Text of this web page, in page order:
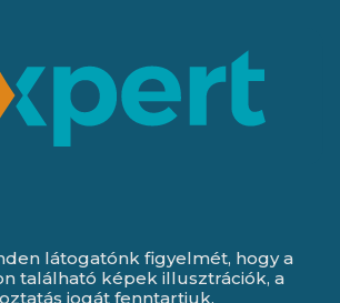
látogatónk figyelmét, hogy a
található képek illusztrációk, a
jogát fenntartjuk.